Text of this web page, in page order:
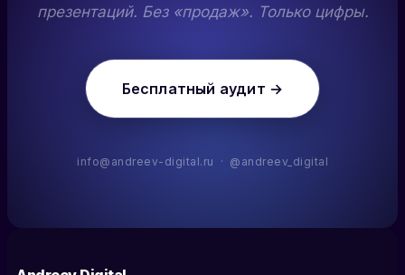
презентаций. Без «продаж». Только цифры.
Бесплатный аудит →
info@andreev-digital.ru · @andreev_digital